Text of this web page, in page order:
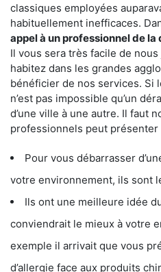
classiques employées
habituellement inefficaces.
appel à un professionnel de
Il vous sera très facile de
habitez dans les grandes
bénéficier de nos services. Si
n’est pas impossible qu’un
d’une ville à une autre. Il faut
professionnels peut présenter
Pour vous débarrasser
votre environnement, ils sont
Ils ont une meilleure idée
conviendrait le mieux à votre
exemple il arrivait que vous
d’allergie face aux produits